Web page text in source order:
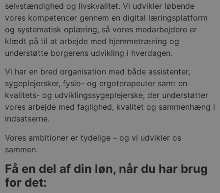
selvstændighed og livskvalitet. Vi udvikler løbende
vores kompetencer gennem en digital læringsplatform
og systematisk oplæring, så vores medarbejdere er
klædt på til at arbejde med hjemmetræning og
understøtte borgerens udvikling i hverdagen.
Vi har en bred organisation med både assistenter,
sygeplejersker, fysio- og ergoterapeuter samt en
kvalitets- og udviklingssygeplejerske, der understøtter
vores arbejde med faglighed, kvalitet og sammenhæng i
indsatserne.
Vores ambitioner er tydelige – og vi udvikler os
sammen.
Få en del af din løn, når du har brug
for det: